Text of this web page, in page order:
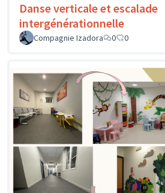
Danse verticale et escalade
intergénérationnelle
Compagnie Izadora
0 0